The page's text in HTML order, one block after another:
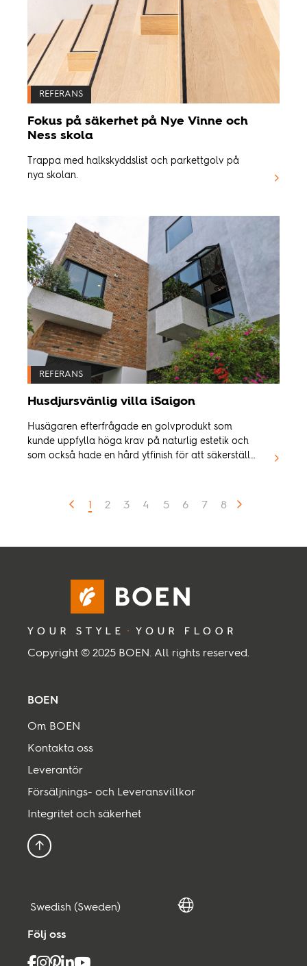
REFERANS
Fokus på säkerhet på Nye Vinne och
Ness skola
Trappa med halkskyddslist och parkettgolv på
nya skolan.
REFERANS
Husdjursvänlig villa iSaigon
Husägaren efterfrågade en golvprodukt som
kunde uppfylla höga krav på naturlig estetik och
som också hade en hård ytfinish för att säkerställa
2 3 4 5 6 7 8
BOEN
Om BOEN
Kontakta oss
Leverantör
Försäljnings- och Leveransvillkor
Integritet och säkerhet
Tillbaka till toppen
Copyright © 2025 BOEN. All rights reserved.
Följ oss